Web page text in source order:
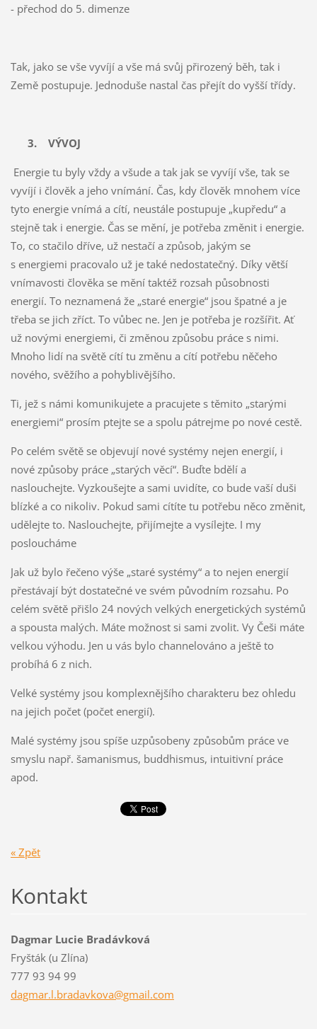
- přechod do 5. dimenze
Tak, jako se vše vyvíjí a vše má svůj přirozený běh, tak i
Země postupuje. Jednoduše nastal čas přejít do vyšší třídy.
3. VÝVOJ
Energie tu byly vždy a všude a tak jak se vyvíjí vše, tak se
vyvíjí i člověk a jeho vnímání. Čas, kdy člověk mnohem více
tyto energie vnímá a cítí, neustále postupuje „kupředu“ a
stejně tak i energie. Čas se mění, je potřeba změnit i energie.
To, co stačilo dříve, už nestačí a způsob, jakým se
s energiemi pracovalo už je také nedostatečný. Díky větší
vnímavosti člověka se mění taktéž rozsah působnosti
energií. To neznamená že „staré energie“ jsou špatné a je
třeba se jich zříct. To vůbec ne. Jen je potřeba je rozšířit. Ať
už novými energiemi, či změnou způsobu práce s nimi.
Mnoho lidí na světě cítí tu změnu a cítí potřebu něčeho
nového, svěžího a pohyblivějšího.
Ti, jež s námi komunikujete a pracujete s těmito „starými
energiemi“ prosím ptejte se a spolu pátrejme po nové cestě.
Po celém světě se objevují nové systémy nejen energií, i
nové způsoby práce „starých věcí“. Buďte bdělí a
naslouchejte. Vyzkoušejte a sami uvidíte, co bude vaší duši
blízké a co nikoliv. Pokud sami cítíte tu potřebu něco změnit,
udělejte to. Naslouchejte, přijímejte a vysílejte. I my
posloucháme
Jak už bylo řečeno výše „staré systémy“ a to nejen energií
přestávají být dostatečné ve svém původním rozsahu. Po
celém světě přišlo 24 nových velkých energetických systémů
a spousta malých. Máte možnost si sami zvolit. Vy Češi máte
velkou výhodu. Jen u vás bylo channelováno a ještě to
probíhá 6 z nich.
Velké systémy jsou komplexnějšího charakteru bez ohledu
na jejich počet (počet energií).
Malé systémy jsou spíše uzpůsobeny způsobům práce ve
smyslu např. šamanismus, buddhismus, intuitivní práce
apod.
« Zpět
Kontakt
Dagmar Lucie Bradávková
Fryšták (u Zlína)
777 93 94 99
dagmar.l.bradavkova@gmail.com